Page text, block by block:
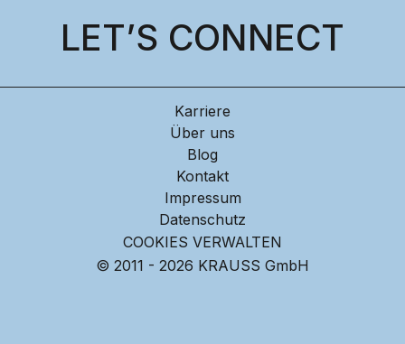
LET’S CONNECT
Karriere
Über uns
Blog
Kontakt
Impressum
Datenschutz
COOKIES VERWALTEN
© 2011 - 2026 KRAUSS GmbH